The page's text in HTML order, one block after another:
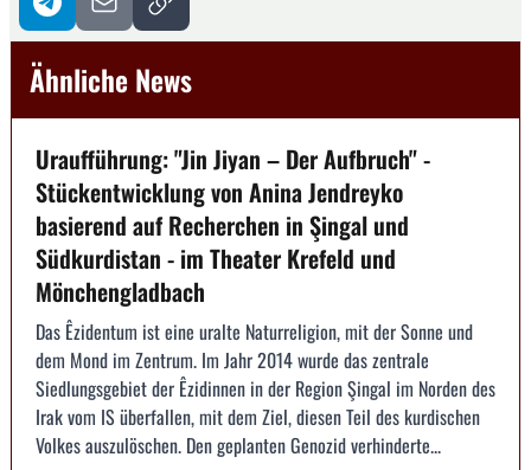
Ähnliche News
Uraufführung: "Jin Jiyan – Der Aufbruch" -
Stückentwicklung von Anina Jendreyko
basierend auf Recherchen in Şingal und
Südkurdistan - im Theater Krefeld und
Mönchengladbach
Das Êzidentum ist eine uralte Naturreligion, mit der Sonne und
dem Mond im Zentrum. Im Jahr 2014 wurde das zentrale
Siedlungsgebiet der Êzidinnen in der Region Şingal im Norden des
Irak vom IS überfallen, mit dem Ziel, diesen Teil des kurdischen
Volkes auszulöschen. Den geplanten Genozid verhinderte...